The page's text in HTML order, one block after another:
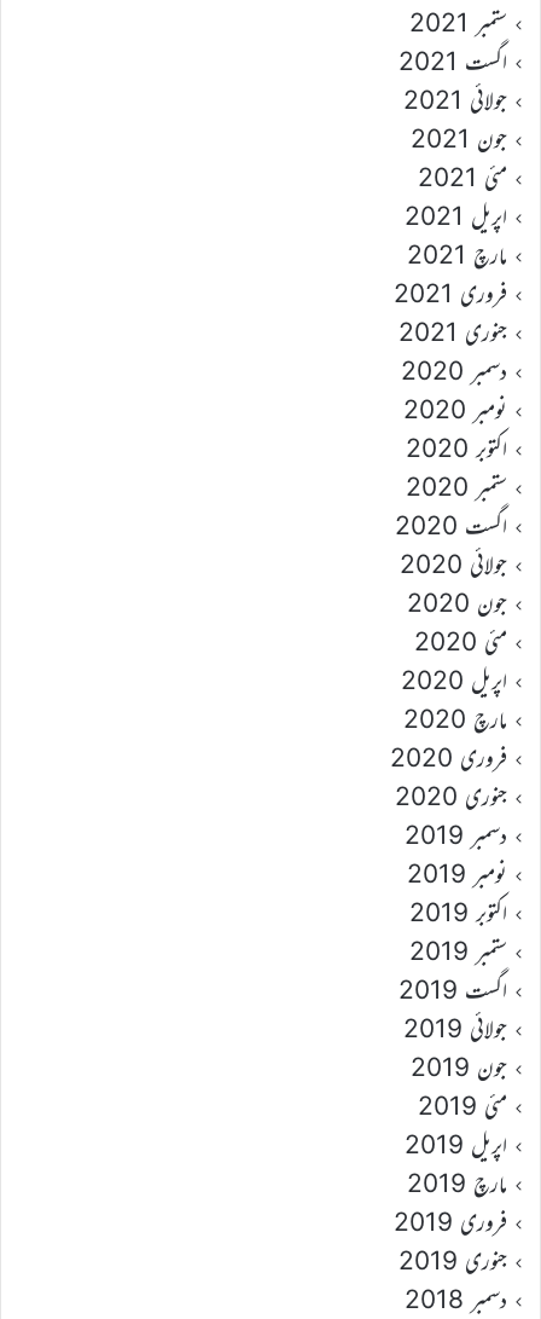
ستمبر 2021
اگست 2021
جولائی 2021
جون 2021
مئی 2021
اپریل 2021
مارچ 2021
فروری 2021
جنوری 2021
دسمبر 2020
نومبر 2020
اکتوبر 2020
ستمبر 2020
اگست 2020
جولائی 2020
جون 2020
مئی 2020
اپریل 2020
مارچ 2020
فروری 2020
جنوری 2020
دسمبر 2019
نومبر 2019
اکتوبر 2019
ستمبر 2019
اگست 2019
جولائی 2019
جون 2019
مئی 2019
اپریل 2019
مارچ 2019
فروری 2019
جنوری 2019
دسمبر 2018